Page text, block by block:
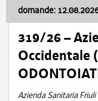
domande:
319/26 –
Occidentale
Azienda Sanitaria